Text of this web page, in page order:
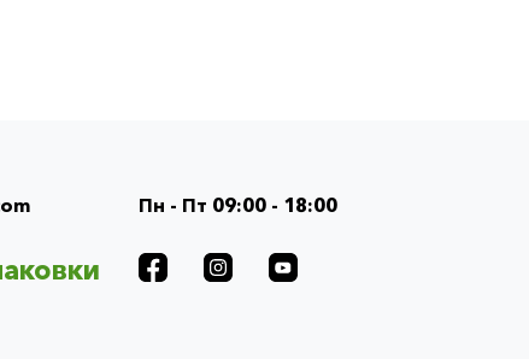
Пн - Пт 09:00 - 18:00